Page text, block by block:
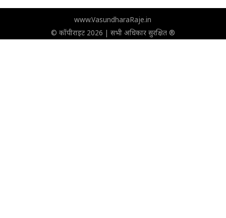
www.VasundharaRaje.in
© कॉपीराइट 2026 | सभी अधिकार सुरक्षित ®